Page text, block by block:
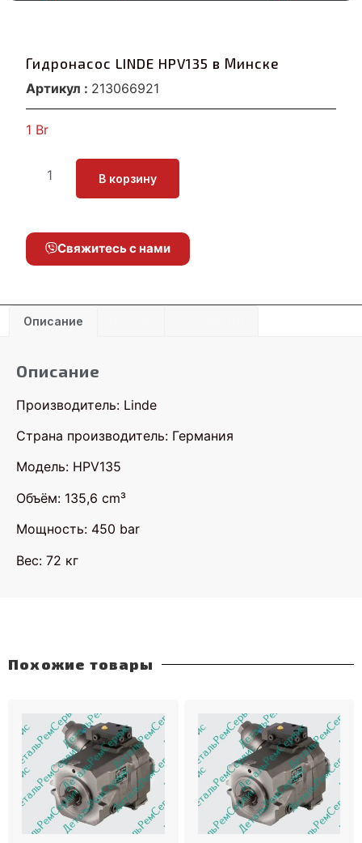
Гидронасос LINDE HPV135 в Минске
Артикул : 213066921
1 Br
В корзину
Свяжитесь с нами
Описание
Описание
Производитель: Linde
Страна производитель: Германия
Модель: HPV135
Объём: 135,6 cm³
Мощность: 450 bar
Вес: 72 кг
Похожие товары